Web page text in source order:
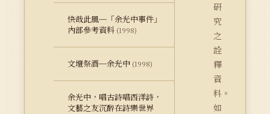
快哉此風─「余光中事件」
內部參考資料 (1998)
文壇祭酒─余光中 (1998)
余光中，唱古詩唱西洋詩，
文藝之友沉醉在詩樂世界
研
究
之
詮
釋
資
料。
如